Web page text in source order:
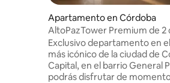
Apartamento en Córdoba
AltoPazTower Premium de 2
con la mejor vista y
Exclusivo departamento en
más icónico de la ciudad de
Capital, en el barrio General
podrás disfrutar de